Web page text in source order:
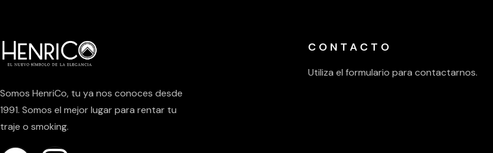
Somos HenriCo, tu ya nos conoces desde
1991. Somos el mejor lugar para rentar tu
traje o smoking.
CONTACTO
Utiliza el formulario para contactarnos.